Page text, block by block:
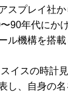
スプレイ社
90年代にか
ル機構を搭
イスの時計
し、自身の